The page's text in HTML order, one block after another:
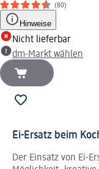
(80)
Hinweise
Nicht lieferbar
dm-Markt wählen
Ei-Ersatz beim
Der Einsatz von Ei-